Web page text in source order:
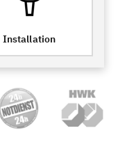
Installation